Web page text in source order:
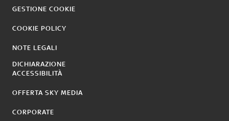
GESTIONE COOKIE
COOKIE POLICY
NOTE LEGALI
DICHIARAZIONE
ACCESSIBILITÀ
OFFERTA SKY MEDIA
CORPORATE